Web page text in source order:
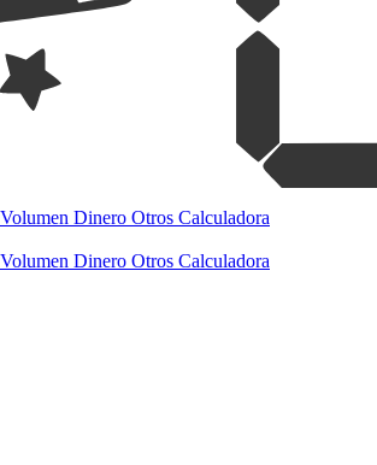
Volumen Dinero Otros Calculadora
Volumen Dinero Otros Calculadora